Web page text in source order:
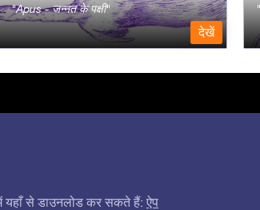
Apus - जन्नत के पक्षी
देखें
यहाँ से डाउनलोड कर सकते हैं: ऐप